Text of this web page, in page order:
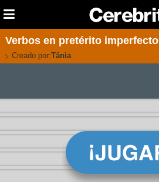
Verbos en pretérito imperfecto
Creado por:Tânia